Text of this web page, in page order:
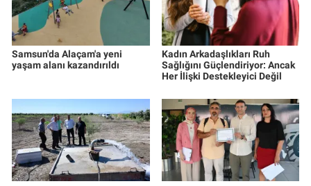
Samsun'da Alaçam'a yeni
yaşam alanı kazandırıldı
Kadın Arkadaşlıkları Ruh
Sağlığını Güçlendiriyor: Ancak
Her İlişki Destekleyici Değil